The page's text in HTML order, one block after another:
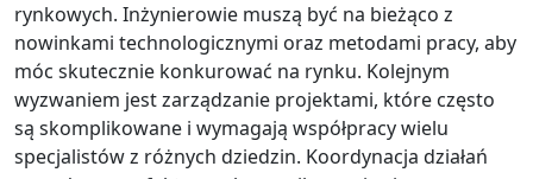
rynkowych. Inżynierowie muszą być na bieżąco z
nowinkami technologicznymi oraz metodami pracy, aby
móc skutecznie konkurować na rynku. Kolejnym
wyzwaniem jest zarządzanie projektami, które często
są skomplikowane i wymagają współpracy wielu
specjalistów z różnych dziedzin. Koordynacja działań